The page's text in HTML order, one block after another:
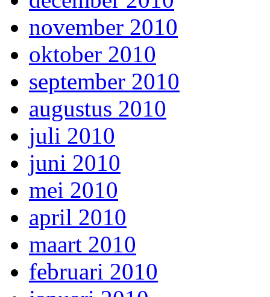
november 2010
oktober 2010
september 2010
augustus 2010
juli 2010
juni 2010
mei 2010
april 2010
maart 2010
februari 2010